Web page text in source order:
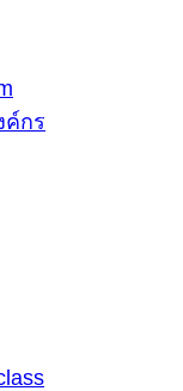
ค์กร